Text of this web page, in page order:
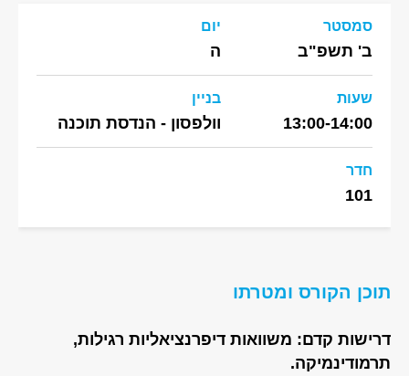
סמסטר
ב' תשפ"ב
יום
ה
שעות
13:00-14:00
בניין
וולפסון - הנדסת תוכנה
חדר
101
תוכן הקורס ומטרתו
דרישות קדם: משוואות דיפרנציאליות רגילות,
תרמודינמיקה.